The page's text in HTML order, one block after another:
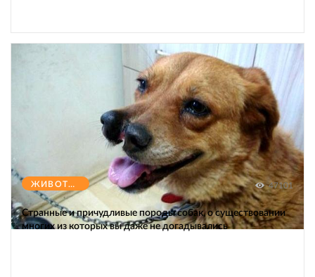
ЖИВОТНЫЕ 47101
Странные и причудливые породы собак, о существовании
многих из которых вы даже не догадывались